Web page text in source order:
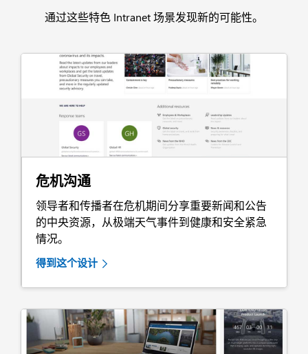
通过这些特色 Intranet 场景发现新的可能性。
危机沟通
领导者和传播者在危机期间分享重要新闻和公告
的中央资源，从极端天气事件到健康和安全紧急
情况。
得到这个设计